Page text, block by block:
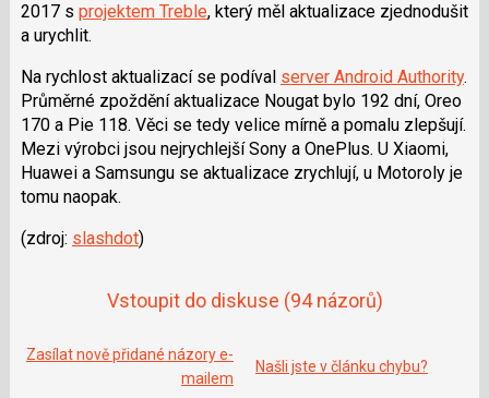
2017 s projektem Treble, který měl aktualizace zjednodušit
a urychlit.
Na rychlost aktualizací se podíval server Android Authority.
Průměrné zpoždění aktualizace Nougat bylo 192 dní, Oreo
170 a Pie 118. Věci se tedy velice mírně a pomalu zlepšují.
Mezi výrobci jsou nejrychlejší Sony a OnePlus. U Xiaomi,
Huawei a Samsungu se aktualizace zrychlují, u Motoroly je
tomu naopak.
(zdroj: slashdot)
Vstoupit do diskuse (94 názorů)
Zasílat nově přidané názory e-
mailem
Našli jste v článku chybu?